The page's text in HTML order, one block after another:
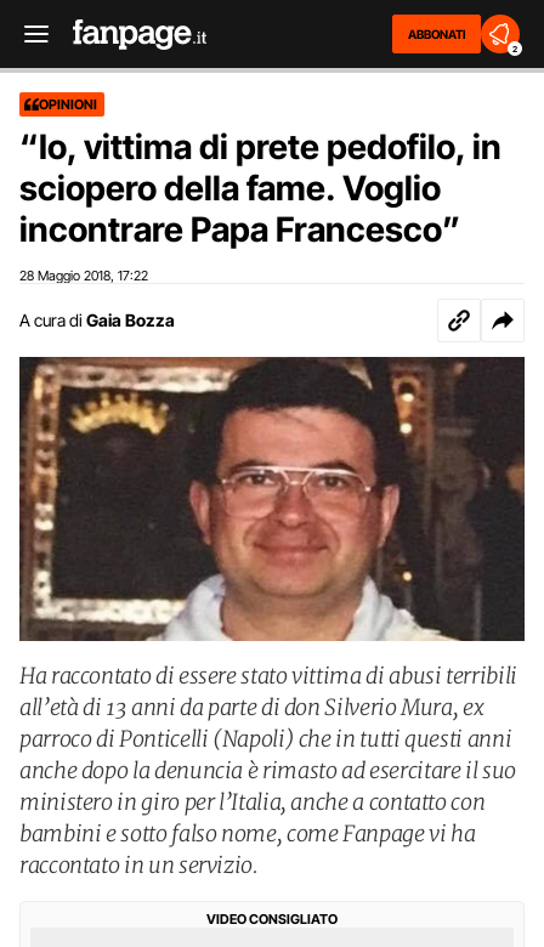
ABBONATI
2
OPINIONI
“Io, vittima di prete pedofilo, in
sciopero della fame. Voglio
incontrare Papa Francesco”
28 Maggio 2018 17:22
A cura di Gaia Bozza
Ha raccontato di essere stato vittima di abusi terribili
all’età di 13 anni da parte di don Silverio Mura, ex
parroco di Ponticelli (Napoli) che in tutti questi anni
anche dopo la denuncia è rimasto ad esercitare il suo
ministero in giro per l’Italia, anche a contatto con
bambini e sotto falso nome, come Fanpage vi ha
raccontato in un servizio.
VIDEO CONSIGLIATO